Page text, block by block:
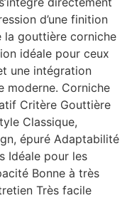
d’une finition
la gouttière corniche
idéale pour ceux
une intégration
moderne. Corniche
Critère Gouttière
Classique,
épuré Adaptabilité
Idéale pour les
Bonne à très
Très facile